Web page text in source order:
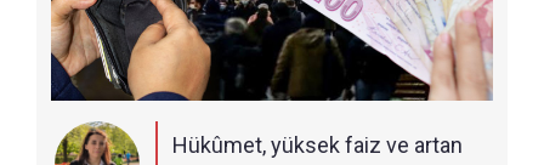
Hükûmet, yüksek faiz ve artan